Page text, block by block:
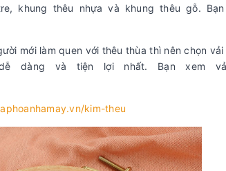
khung thêu nhựa và khung thêu gỗ.
mới làm quen với thêu thùa thì nên chọn
dàng và tiện lợi nhất. Bạn xem
kim-theu